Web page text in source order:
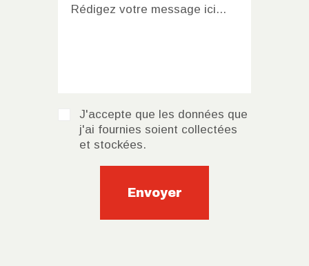
J'accepte que les données que
j'ai fournies soient collectées
et stockées.